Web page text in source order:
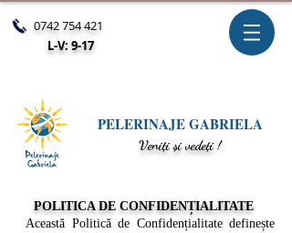
0742 754 421
L-V: 9-17
PELERINAJE GABRIELA
Veniți și vedeți !
POLITICA DE CONFIDENȚIALITATE
Această Politică de Confidențialitate definește